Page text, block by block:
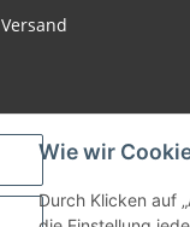
Wie wir
Durch Klicken auf
Versand